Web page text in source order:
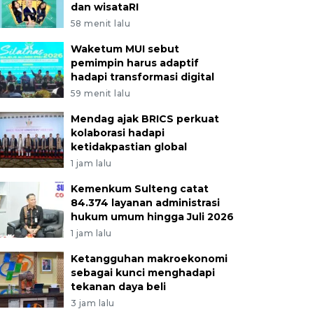
dan wisataRI
58 menit lalu
Waketum MUI sebut
pemimpin harus adaptif
hadapi transformasi digital
59 menit lalu
Mendag ajak BRICS perkuat
kolaborasi hadapi
ketidakpastian global
1 jam lalu
Kemenkum Sulteng catat
84.374 layanan administrasi
hukum umum hingga Juli 2026
1 jam lalu
Ketangguhan makroekonomi
sebagai kunci menghadapi
tekanan daya beli
3 jam lalu